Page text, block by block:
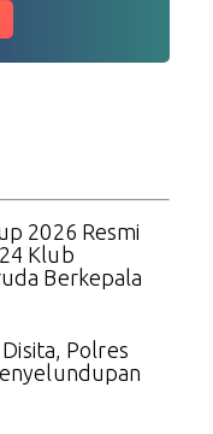
2026 Resmi
Klub
Berkepala
Polres